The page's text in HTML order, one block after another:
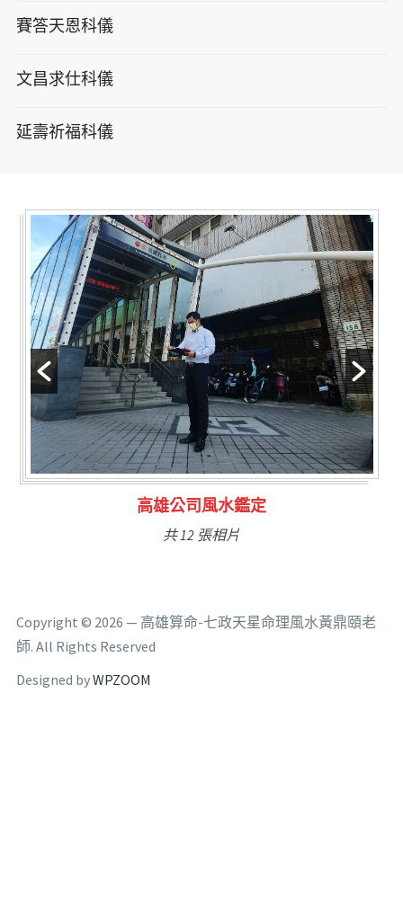
賽答天恩科儀
文昌求仕科儀
延壽祈福科儀
林氏福主量子生基造命
Copyright © 2026 — 高雄算命-七政天星命理風水黃鼎頤老
師. All Rights Reserved
Designed byWPZOOM